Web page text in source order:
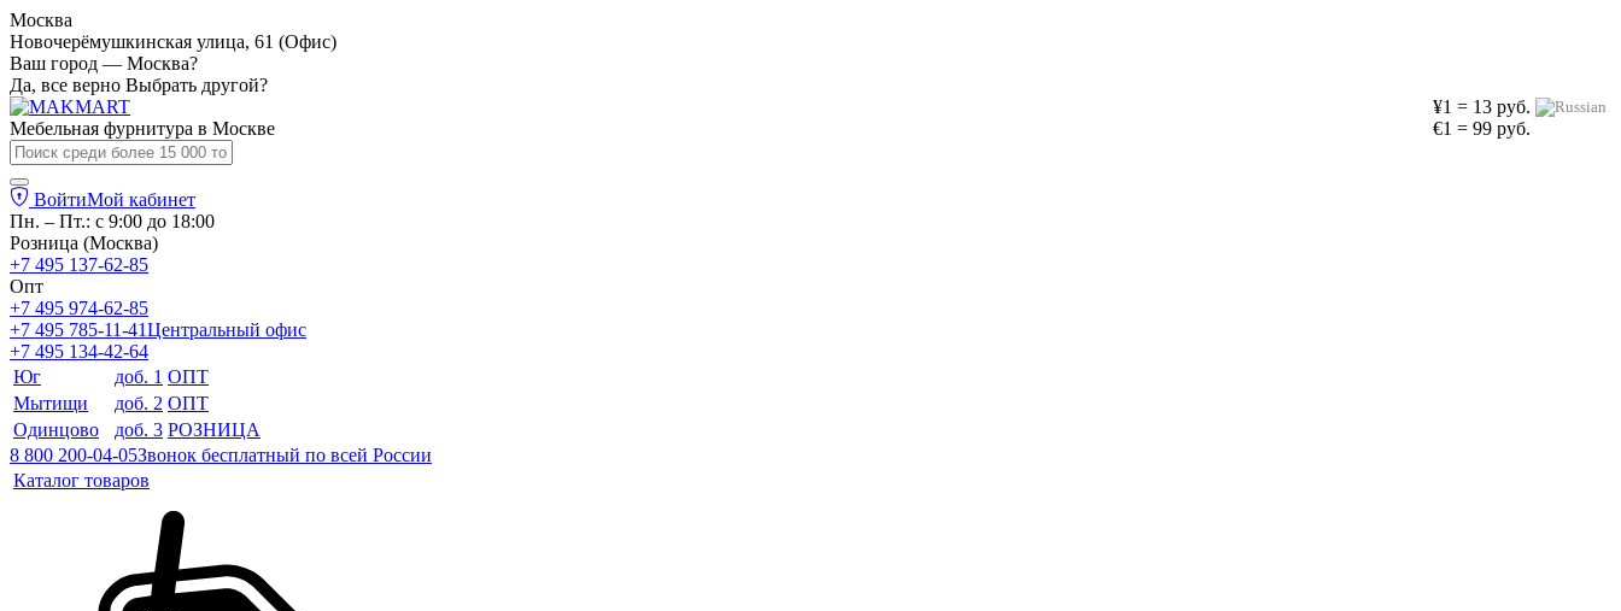
Москва
Новочерёмушкинская улица, 61 (Офис)
Ваш город — Москва?
Да, все верно Выбрать другой?
¥1 = 13 руб.
€1 = 99 руб.
Мебельная фурнитура в Москве
ВойтиМой кабинет
Пн. – Пт.: с 9:00 до 18:00
Розница (Москва)
+7 495 137-62-85
Опт
+7 495 974-62-85
+7 495 785-11-41Центральный офис
+7 495 134-42-64
Юг
доб. 1 ОПТ
Мытищи
доб. 2 ОПТ
Одинцово
доб. 3 РОЗНИЦА
8 800 200-04-05Звонок бесплатный по всей России
Каталог товаров